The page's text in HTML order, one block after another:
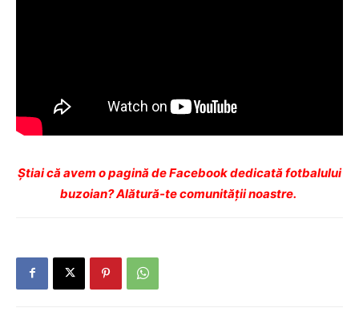
Ştiai că avem o pagină de Facebook dedicată fotbalului
buzoian? Alătură-te comunității noastre.